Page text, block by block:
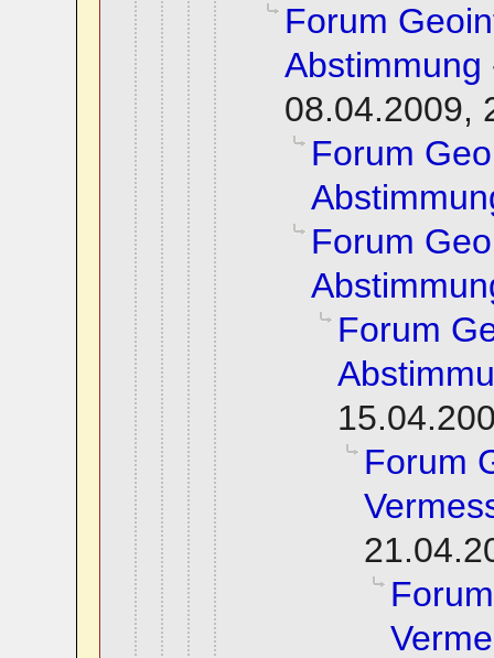
Forum
Abstimmung
08.04.2009,
Forum
Forum
Forum
Forum